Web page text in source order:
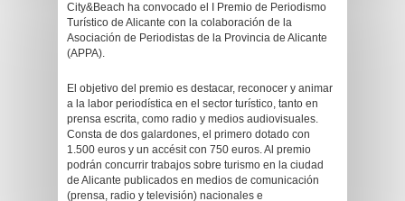
City&Beach ha convocado el I Premio de Periodismo
Turístico de Alicante con la colaboración de la
Asociación de Periodistas de la Provincia de Alicante
(APPA).
El objetivo del premio es destacar, reconocer y animar
a la labor periodística en el sector turístico, tanto en
prensa escrita, como radio y medios audiovisuales.
Consta de dos galardones, el primero dotado con
1.500 euros y un accésit con 750 euros. Al premio
podrán concurrir trabajos sobre turismo en la ciudad
de Alicante publicados en medios de comunicación
(prensa, radio y televisión) nacionales e